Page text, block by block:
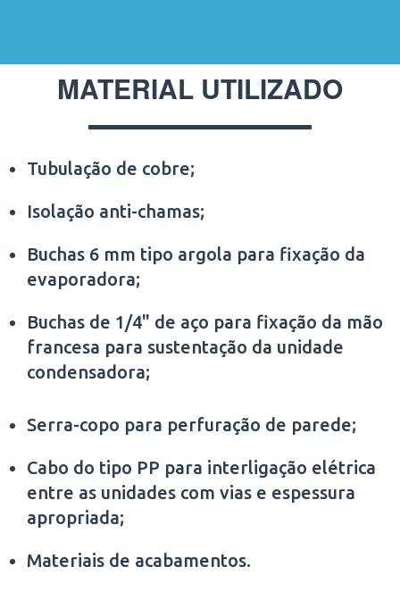
MATERIAL UTILIZADO
Tubulação de cobre;
Isolação anti-chamas;
Buchas 6 mm tipo argola para fixação da
evaporadora;
Buchas de 1/4" de aço para fixação da mão
francesa para sustentação da unidade
condensadora;
Serra-copo para perfuração de parede;
Cabo do tipo PP para interligação elétrica
entre as unidades com vias e espessura
apropriada;
Materiais de acabamentos.